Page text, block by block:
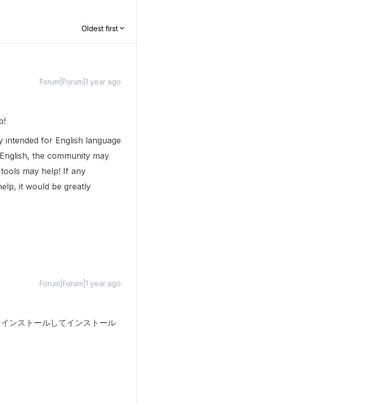
Oldest first
Forum|Forum|1 year ago
intended for English language
the community may
may help! If any
it would be greatly
Forum|Forum|1 year ago
ンストールしてインストール